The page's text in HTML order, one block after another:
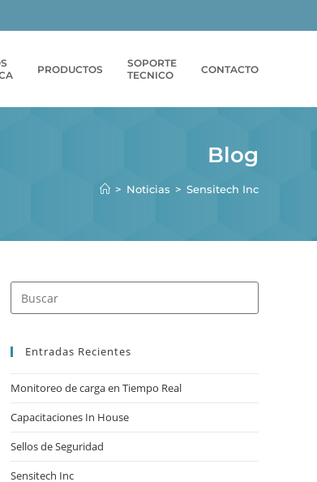
PRODUCTOS
SOPORTE
TECNICO
CONTACTO
Blog
> Noticias > Sensitech Inc
Entradas Recientes
Monitoreo de carga en Tiempo Real
Capacitaciones In House
Sellos de Seguridad
Sensitech Inc